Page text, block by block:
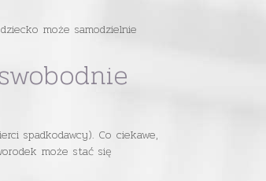
może samodzielnie
spadkodawcy). Co ciekawe,
może stać się